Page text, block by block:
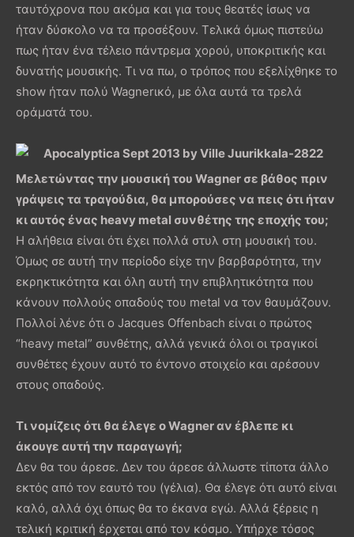
ταυτόχρονα που ακόμα και για τους θεατές ίσως να
ήταν δύσκολο να τα προσέξουν. Τελικά όμως πιστεύω
πως ήταν ένα τέλειο πάντρεμα χορού, υποκριτικής και
δυνατής μουσικής. Τι να πω, ο τρόπος που εξελίχθηκε το
show ήταν πολύ Wagnerικό, με όλα αυτά τα τρελά
οράματά του.
Μελετώντας την μουσική του Wagner σε βάθος πριν
γράψεις τα τραγούδια, θα μπορούσες να πεις ότι ήταν
κι αυτός ένας heavy metal συνθέτης της εποχής του;
Η αλήθεια είναι ότι έχει πολλά στυλ στη μουσική του.
Όμως σε αυτή την περίοδο είχε την βαρβαρότητα, την
εκρηκτικότητα και όλη αυτή την επιβλητικότητα που
κάνουν πολλούς οπαδούς του metal να τον θαυμάζουν.
Πολλοί λένε ότι ο Jacques Offenbach είναι ο πρώτος
“heavy metal” συνθέτης, αλλά γενικά όλοι οι τραγικοί
συνθέτες έχουν αυτό το έντονο στοιχείο και αρέσουν
στους οπαδούς.
Τι νομίζεις ότι θα έλεγε ο Wagner αν έβλεπε κι
άκουγε αυτή την παραγωγή;
Δεν θα του άρεσε. Δεν του άρεσε άλλωστε τίποτα άλλο
εκτός από τον εαυτό του (γέλια). Θα έλεγε ότι αυτό είναι
καλό, αλλά όχι όπως θα το έκανα εγώ. Αλλά ξέρεις η
τελική κριτική έρχεται από τον κόσμο. Υπήρχε τόσος